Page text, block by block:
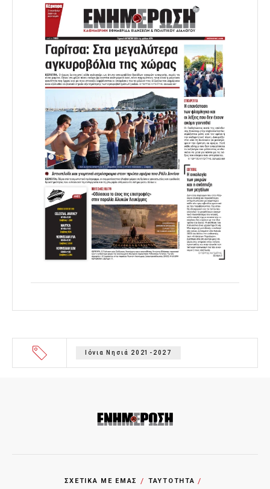
Ιόνια Νησιά 2021-2027
ΣΧΕΤΙΚΑ ΜΕ ΕΜΑΣ ΤΑΥΤΟΤΗΤΑ